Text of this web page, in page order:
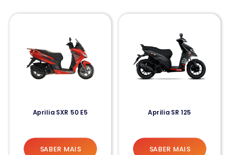
Aprilia SXR 50 E5
SABER MAIS
Aprilia SR 125
SABER MAIS